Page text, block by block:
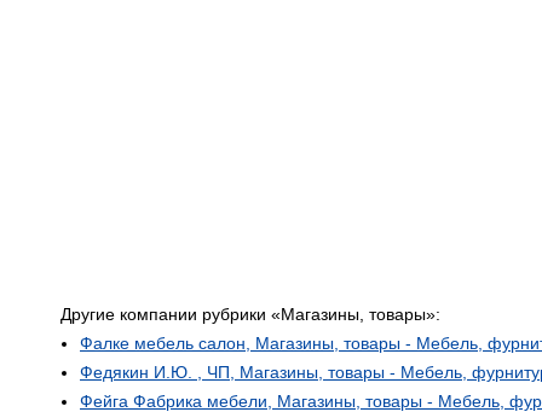
Другие компании рубрики «Магазины, товары»:
Фалке мебель салон, Магазины, товары - Мебель,
Федякин И.Ю. , ЧП, Магазины, товары - Мебель,
Фейга Фабрика мебели, Магазины, товары - Мебель,